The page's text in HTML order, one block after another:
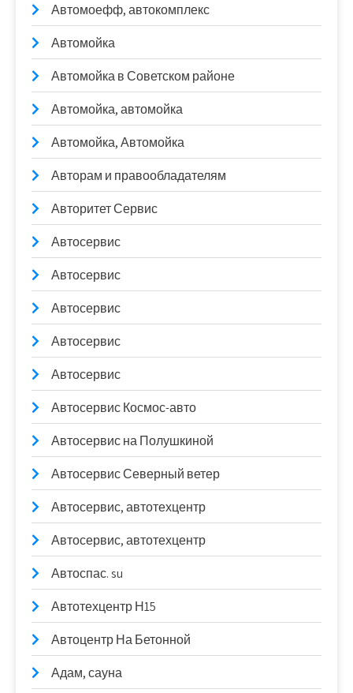
Автомоефф, автокомплекс
Автомойка
Автомойка в Советском районе
Автомойка, автомойка
Автомойка, Автомойка
Авторам и правообладателям
Авторитет Сервис
Автосервис
Автосервис
Автосервис
Автосервис
Автосервис
Автосервис Космос-авто
Автосервис на Полушкиной
Автосервис Северный ветер
Автосервис, автотехцентр
Автосервис, автотехцентр
Автоспас. su
Автотехцентр Н15
Автоцентр На Бетонной
Адам, сауна